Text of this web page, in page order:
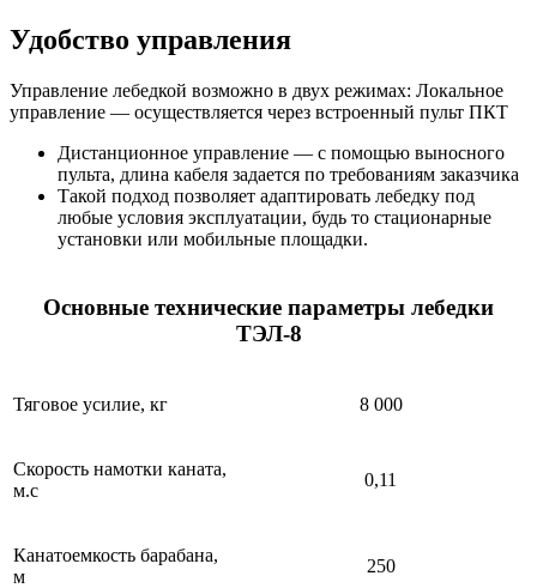
Удобство управления
Управление лебедкой возможно в двух режимах: Локальное
управление — осуществляется через встроенный пульт ПКТ
Дистанционное управление — с помощью выносного
пульта, длина кабеля задается по требованиям заказчика
Такой подход позволяет адаптировать лебедку под
любые условия эксплуатации, будь то стационарные
установки или мобильные площадки.
Основные технические параметры лебедки
ТЭЛ-8
Тяговое усилие, кг 8 000
Скорость намотки каната,
м.с
0,11
Канатоемкость барабана,
м
250